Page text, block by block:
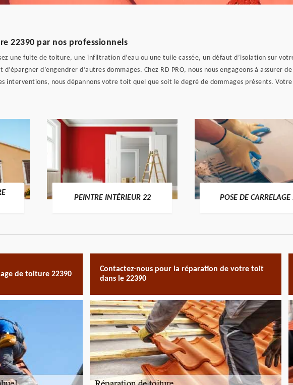
22390 par nos professionnels
une fuite de toiture, une infiltration d’eau ou une tuile cassée, un défaut d’isolation sur
d’engendrer d’autres dommages. Chez RD PRO, nous nous engageons à assurer
interventions, nous dépannons votre toit quel que soit le degré de dommages présents.
PEINTRE INTÉRIEUR 22 POSE DE CARRELAGE
de toiture 22390
Contactez-nous pour la réparation de votre toit
dans le 22390